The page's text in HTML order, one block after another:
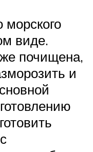
морского
виде.
почищена,
и